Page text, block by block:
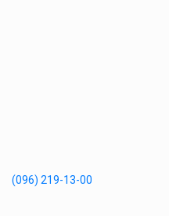
(096) 219-13-00